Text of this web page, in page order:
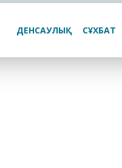
ДЕНСАУЛЫҚ СҰХБАТ